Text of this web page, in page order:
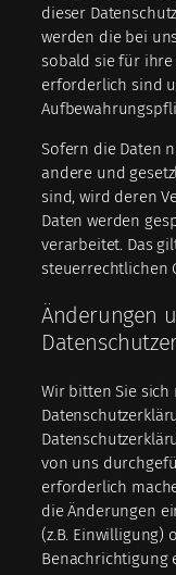
dieser
werden die bei
sobald sie für
erforderlich sind
Sofern die Daten
andere und
sind, wird deren
Daten werden
verarbeitet. Das
steuerrechtlichen
Änderungen
Wir bitten Sie
von uns
erforderlich
die Änderungen
(z.B. Einwilligung)
Benachrichtigung